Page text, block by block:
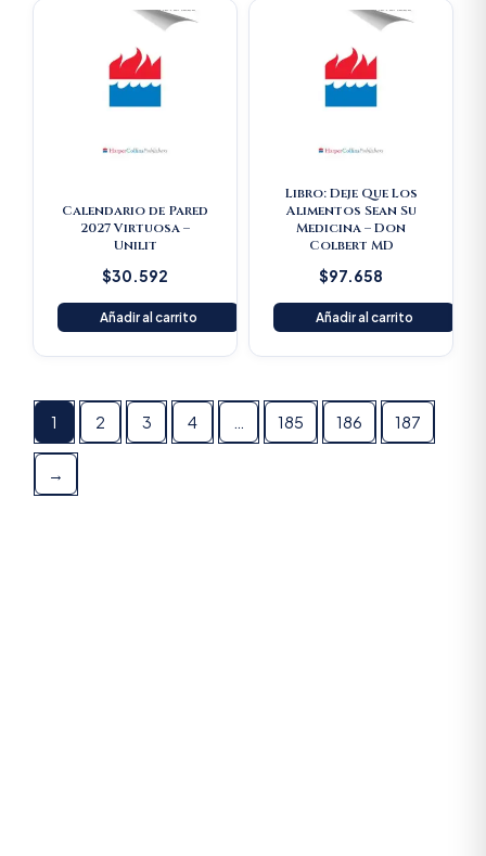
Calendario de Pared
2027 Virtuosa –
Unilit
$30.592
Añadir al carrito
Libro: Deje Que Los
Alimentos Sean Su
Medicina – Don
Colbert MD
$97.658
Añadir al carrito
1 2 3 4 185 186 187
→